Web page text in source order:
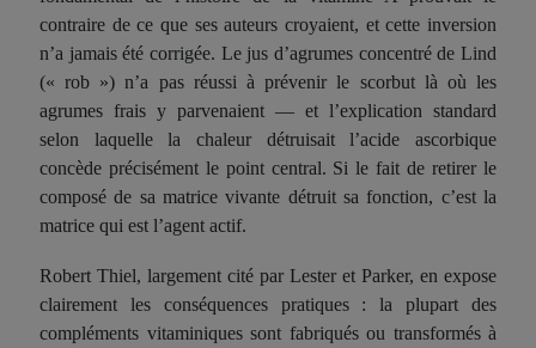
contraire de ce que ses auteurs croyaient, et cette inversion
n’a jamais été corrigée. Le jus d’agrumes concentré de Lind
(« rob ») n’a pas réussi à prévenir le scorbut là où les
agrumes frais y parvenaient — et l’explication standard
selon laquelle la chaleur détruisait l’acide ascorbique
concède précisément le point central. Si le fait de retirer le
composé de sa matrice vivante détruit sa fonction, c’est la
matrice qui est l’agent actif.
Robert Thiel, largement cité par Lester et Parker, en expose
clairement les conséquences pratiques : la plupart des
compléments vitaminiques sont fabriqués ou transformés à